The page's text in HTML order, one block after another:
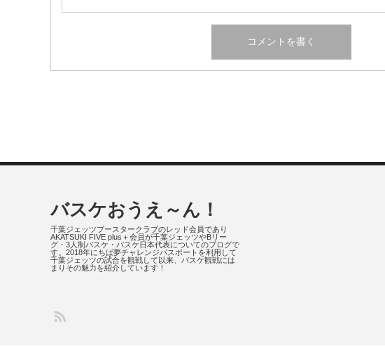
バスケおうえ～ん！
千葉ジェッツブースタークラブのレッド会員であり
AKATSUKI FIVE plus＋会員が千葉ジェッツやBリー
グ・3人制バスケ・バスケ日本代表についてのブログで
す。2018年にちば夢チャレンジパスポートを利用して
千葉ジェッツの試合を観戦して以来、バスケ観戦には
まりその魅力を紹介しています！